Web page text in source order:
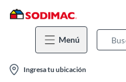
Menú
location-
icon
Ingresa tu ubicación